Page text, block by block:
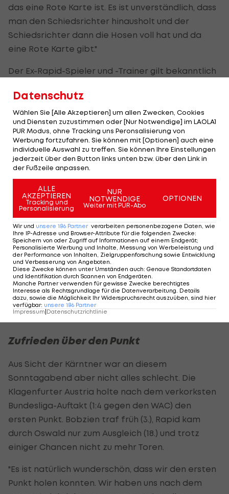
das eine Rote Karte ist. Es ist unverständlich, dass
man den Schiedsrichter hinausholt und der
Schiedsrichter dann die Hosen voll hat und da
eine Rote Karte gibt."
Der Ex-Rapid-Spieler und -Trainer gilt bekanntlich
wir natürlich wieder Schlagzeilen hoch drei: 'Pacult
beschwert sich' und so weiter. Das wird jetzt
wieder zwei Tage Thema sein."
Von der Rapid-Bank habe der 64-Jährige eine
"Schmunzlerei von hinten bis vorne"
Robert Klauß die Szene? "Ich hatte schon im Spiel
den Eindruck, dass es nicht mal ein richtiges Foul
war. Der Verteidiger macht es gut und stellt den
Körper rein, es kommen beide zu Fall. Als Schiri
hätte ich weiterlaufen lassen und gar nicht
gepfiffen", sagte der Deutsche.
"Bravo Robert, danke für diese Aussage", reagierte
Pacult. "Hut ab, da kann man ihm nur gratulieren.
Ich gebe ihm auch vollkommen recht."
Zufrieden über den Punkt
Aus Sicht der Kärntner war an diesem
Sonntagabend aber nicht alles schlecht. Die
Klagenfurter Austria holte nach dem verkorksten
Bundesliga-Auftakt (1:4 gegen den WAC) den
ersten Punkt. Bobzien traf früh (3.), Rapid kam
durch Oswald nur zum Ausgleich (18.) und trotz
einiger Chancen nicht zu mehr Toren.
"Es ist natürlich wunderschön, dass wir den ersten
Punkt holen konnten. Wir haben uns nach dem
Datenschutz
Wählen Sie [Alle Akzeptieren] um allen Zwecken, Cookies
und Diensten zuzustimmen oder [Nur Notwendige] im LAOLA1
PUR Modus, ohne Tracking uns Peronsalisierung von
Werbung fortzufahren. Sie können mit [Optionen] auch eine
individuelle Auswahl zu treffen. Sie können Ihre Einstellungen
jederzeit über den Button links unten bzw. über den Link in
der Fußzeile anpassen.
ALLE
AKZEPTIEREN
Tracking und
Personalisierung
NUR
NOTWENDIGE
Weiter mit PUR-Abo
OPTIONEN
Wir und unsere 186 Partner verarbeiten personenbezogene Daten, wie
Ihre IP-Adresse und Browser-Attribute für die folgenden Zwecke:
Speichern von oder Zugriff auf Informationen auf einem Endgerät;
Personalisierte Werbung und Inhalte, Messung von Werbeleistung und
der Performance von Inhalten, Zielgruppenforschung sowie Entwicklung
und Verbesserung von Angeboten
Diese Zwecke können unter Umständen auch: Genaue Standortdaten
und Identifikation durch Scannen von Endgeräten
Manche Partner verwenden für gewisse Zwecke berechtigtes
Interesse als Rechtsgrundlage für die Datenverarbeitung. Details
dazu, sowie die Möglichkeit Ihr Widerspruchsrecht auszuüben, sind hier
verfügbar: unsere 186 Partner
Impressum|Datenschutzrichtlinie